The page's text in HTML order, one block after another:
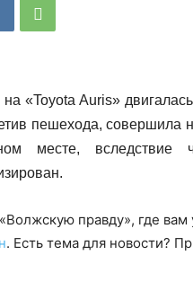
на «Toyota Auris»
пешехода, совершила
месте,
правду», где вам
. Есть тема для новости?